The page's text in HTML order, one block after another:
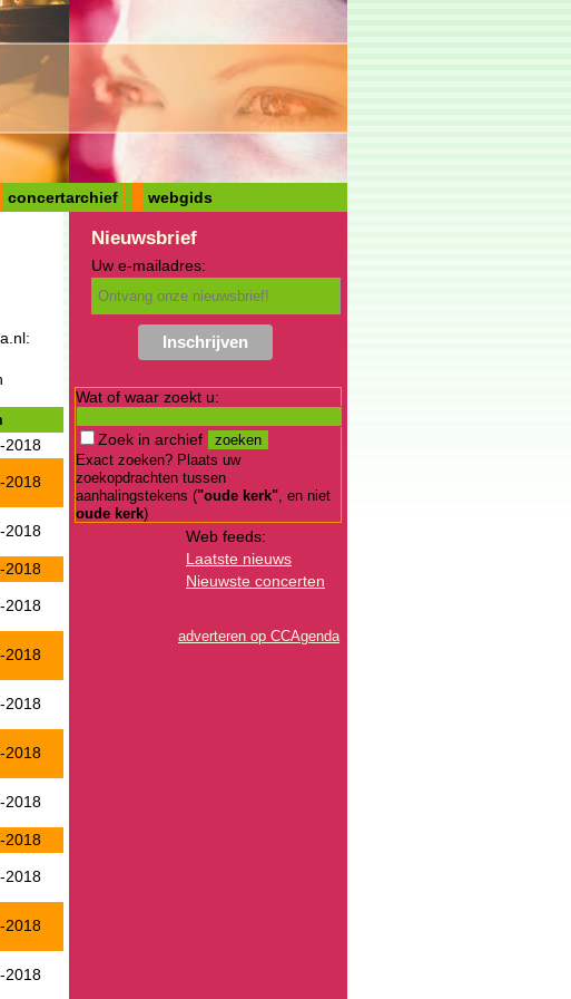
concertarchief webgids
2018
2018
2018
2018
2018
2018
2018
2018
2018
2018
2018
2018
2018
Nieuwsbrief
Uw e-mailadres:
Wat of waar zoekt u:
Zoek in archief
Exact zoeken? Plaats uw
zoekopdrachten tussen
aanhalingstekens ("oude kerk", en niet
oude kerk)
Web feeds:
Laatste nieuws
Nieuwste concerten
adverteren op CCAgenda